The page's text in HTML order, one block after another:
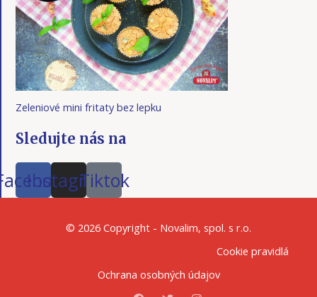
Zeleniové mini fritaty bez lepku
Sledujte nás na
Instagram
Tiktok
© 2026 Copyright - Novalim, spol. s r.o.
Cookie pravidlá
Ochrana osobných údajov